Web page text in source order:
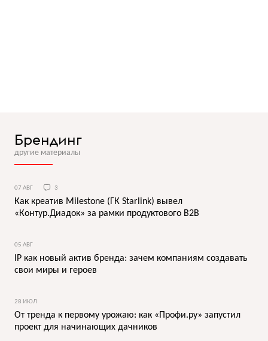
Брендинг
другие материалы
07 АВГ 3
Как креатив Milestone (ГК Starlink) вывел
«Контур.Диадок» за рамки продуктового B2B
05 АВГ
IP как новый актив бренда: зачем компаниям создавать
свои миры и героев
28 ИЮЛ
От тренда к первому урожаю: как «Профи.ру» запустил
проект для начинающих дачников